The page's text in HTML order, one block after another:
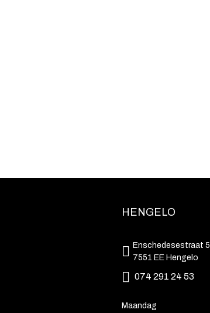
HENGELO
Enschedesestraat 5
7551 EE Hengelo
074 291 24 53
Maandag